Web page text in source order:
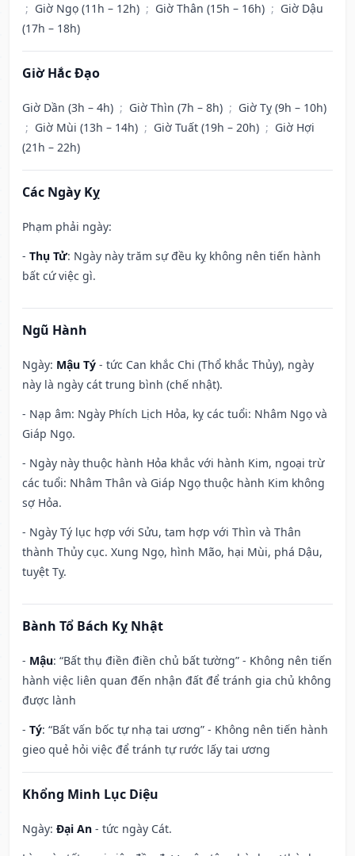
; Giờ Ngọ (11h – 12h) ; Giờ Thân (15h – 16h) ; Giờ Dậu
(17h – 18h)
Giờ Hắc Đạo
Giờ Dần (3h – 4h) ; Giờ Thìn (7h – 8h) ; Giờ Tỵ (9h – 10h)
; Giờ Mùi (13h – 14h) ; Giờ Tuất (19h – 20h) ; Giờ Hợi
(21h – 22h)
Các Ngày Kỵ
Phạm phải ngày:
- Thụ Tử: Ngày này trăm sự đều kỵ không nên tiến hành
bất cứ việc gì.
Ngũ Hành
Ngày: Mậu Tý - tức Can khắc Chi (Thổ khắc Thủy), ngày
này là ngày cát trung bình (chế nhật).
- Nạp âm: Ngày Phích Lịch Hỏa, kỵ các tuổi: Nhâm Ngọ và
Giáp Ngọ.
- Ngày này thuộc hành Hỏa khắc với hành Kim, ngoại trừ
các tuổi: Nhâm Thân và Giáp Ngọ thuộc hành Kim không
sợ Hỏa.
- Ngày Tý lục hợp với Sửu, tam hợp với Thìn và Thân
thành Thủy cục. Xung Ngọ, hình Mão, hại Mùi, phá Dậu,
tuyệt Tỵ.
Bành Tổ Bách Kỵ Nhật
- Mậu: “Bất thụ điền điền chủ bất tường” - Không nên tiến
hành việc liên quan đến nhận đất để tránh gia chủ không
được lành
- Tý: “Bất vấn bốc tự nhạ tai ương” - Không nên tiến hành
gieo quẻ hỏi việc để tránh tự rước lấy tai ương
Khổng Minh Lục Diệu
Ngày: Đại An - tức ngày Cát.